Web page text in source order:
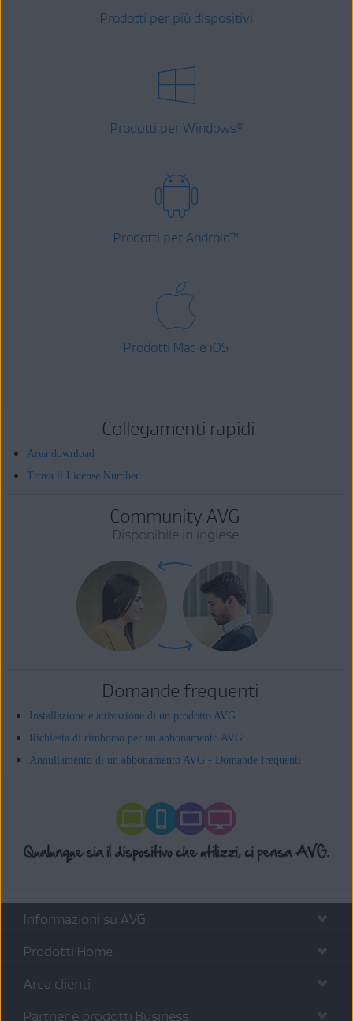
Prodotti per più dispositivi
Prodotti per Windows®
Prodotti per Android™
Prodotti Mac e iOS
Collegamenti rapidi
Area download
Trova il License Number
Community AVG
Disponibile in inglese
Domande frequenti
Installazione e attivazione di un prodotto AVG
Richiesta di rimborso per un abbonamento AVG
Annullamento di un abbonamento AVG - Domande frequenti
Informazioni su AVG
Prodotti Home
Area clienti
Partner e prodotti Business